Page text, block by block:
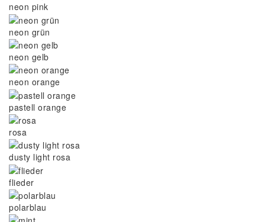
neon pink
neon grün
neon gelb
neon orange
pastell orange
rosa
dusty light rosa
flieder
polarblau